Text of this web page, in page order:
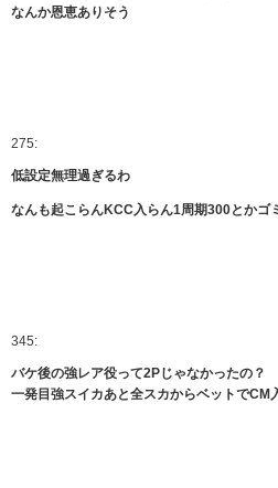
なんか恩恵ありそう
275:
低設定無理過ぎるわ
なんも起こらんKCC入らん1周期300とかゴ
345:
バケ後の強レア役って2Pじゃなかったの？
一発目強スイカあと全スカからベットでCM